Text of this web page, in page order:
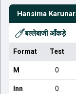
Hansima
बल्लेबाजी आँकड़े
Format Test
M 0
Inn 0